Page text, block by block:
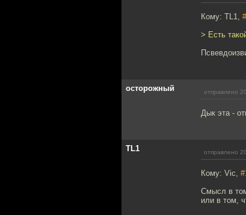
Кому: TL1,
> Есть
осторожный отправлено
Дык эта -
TL1 отправлено
Кому: Vic,
Смысл в
или в том,